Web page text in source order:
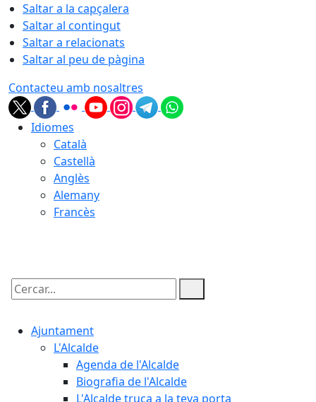
Saltar a la capçalera
Saltar al contingut
Saltar a relacionats
Saltar al peu de pàgina
Contacteu amb nosaltres
Idiomes
Català
Castellà
Anglès
Alemany
Francès
Cercar:
Ajuntament
L'Alcalde
Agenda de l'Alcalde
Biografia de l'Alcalde
L'Alcalde truca a la teva porta